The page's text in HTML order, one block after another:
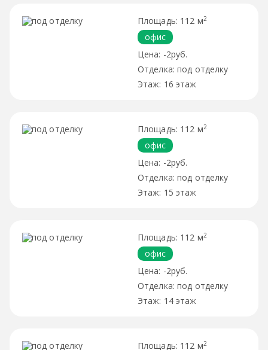
112 м2
офис
-2руб.
под отделку
16 этаж
112 м2
офис
-2руб.
под отделку
15 этаж
112 м2
офис
-2руб.
под отделку
14 этаж
112 м2